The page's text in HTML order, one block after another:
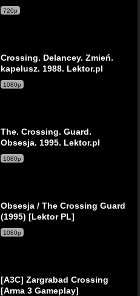
720p
Crossing. Delancey. Zmień.
kapelusz. 1988. Lektor.pl
1080p
The. Crossing. Guard.
Obsesja. 1995. Lektor.pl
1080p
Obsesja / The Crossing Guard
(1995) [Lektor PL]
1080p
[A3C] Zargrabad Crossing
[Arma 3 Gameplay]